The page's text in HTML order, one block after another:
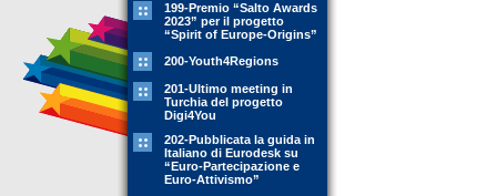
199-Premio “Salto Awards
2023” per il progetto
“Spirit of Europe-Origins”
200-Youth4Regions
201-Ultimo meeting in
Turchia del progetto
Digi4You
202-Pubblicata la guida in
Italiano di Eurodesk su
“Euro-Partecipazione e
Euro-Attivismo”